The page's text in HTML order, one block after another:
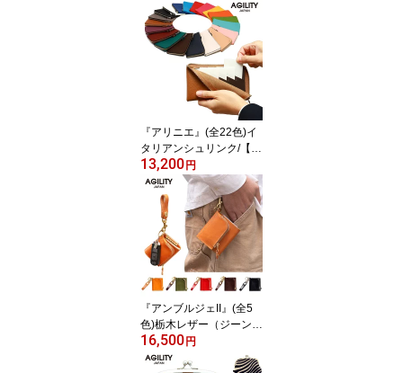
布 長財布 小さめ メンズ
レディース 小さい コン
パクト 本革 レザー 二つ
折り長財布 シンプル 薄
型 薄い 極小】【AGILITY
affa(アジリティアッフ
ァ)】(0183)
『アリニエ』(全22色)イ
タリアンシュリンク/【長
財布 小さい長財布 コン
パクト長財布 短い長財布
L字ファスナー 薄い 極薄
薄型 メンズ レディース
スリット 10枚 コンパク
ト 縦 17.5cm コンパクト
小さめ 本革 スリム】【A
GILITY affa(アジリティア
ッファ)】(0343)
13,200 円
『アンブルジェII』(全5
色)栃木レザー（ジーン
ズ）/【スマートキーケー
ス 2個収納 スマートキー
16,500 円